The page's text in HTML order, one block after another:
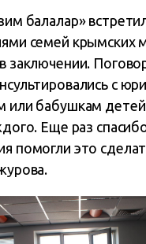
балалар»
семей крымских
заключении.
с
или бабушкам детей
Еще раз
помогли это